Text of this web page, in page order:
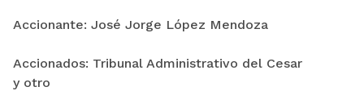
Accionante: José Jorge López Mendoza
Accionados: Tribunal Administrativo del Cesar
y otro